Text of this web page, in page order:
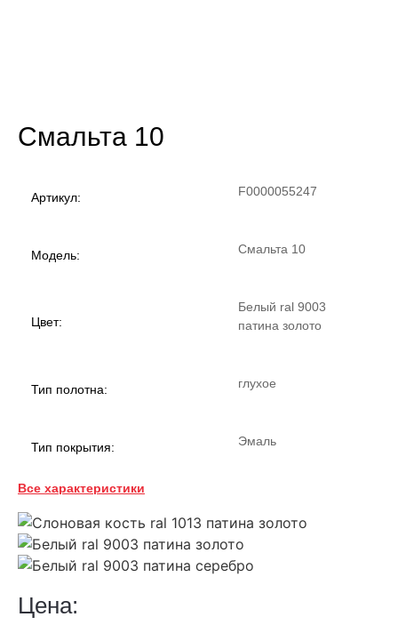
Смальта 10
Артикул: F0000055247
Модель: Смальта 10
Цвет:
Белый ral 9003
патина золото
Тип полотна: глухое
Тип покрытия: Эмаль
Стиль:
Все характеристики
Цена: